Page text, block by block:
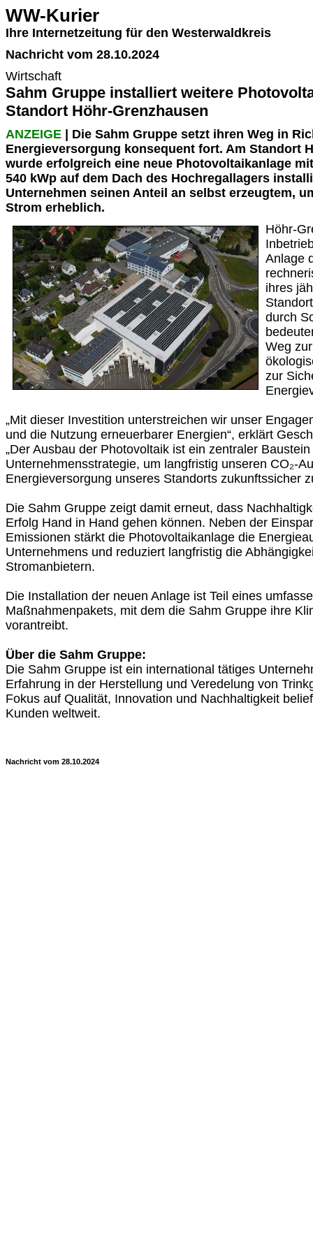
WW-Kurier
Ihre Internetzeitung für den Westerwaldkreis
Nachricht vom 28.10.2024
Wirtschaft
Sahm Gruppe installiert weitere
Standort Höhr-Grenzhausen
ANZEIGE | Die Sahm Gruppe setzt ihren Weg in
Energieversorgung konsequent fort. Am Standort
wurde erfolgreich eine neue Photovoltaikanlage
540 kWp auf dem Dach des Hochregallagers
Unternehmen seinen Anteil an selbst erzeugtem,
Strom erheblich.
Höhr-
Anlage
ihres
durch
Weg
zur
„Mit dieser Investition unterstreichen wir unser
und die Nutzung erneuerbarer Energien“, erklärt
„Der Ausbau der Photovoltaik ist ein zentraler
Unternehmensstrategie, um langfristig unseren CO₂-
Energieversorgung unseres Standorts zukunftssicher
Die Sahm Gruppe zeigt damit erneut, dass
Erfolg Hand in Hand gehen können. Neben der
Emissionen stärkt die Photovoltaikanlage die
Unternehmens und reduziert langfristig die
Stromanbietern.
Die Installation der neuen Anlage ist Teil eines
Maßnahmenpakets, mit dem die Sahm Gruppe ihre
vorantreibt.
Über die Sahm Gruppe:
Die Sahm Gruppe ist ein international tätiges
Erfahrung in der Herstellung und Veredelung von
Fokus auf Qualität, Innovation und Nachhaltigkeit
Kunden weltweit.
Nachricht vom 28.10.2024